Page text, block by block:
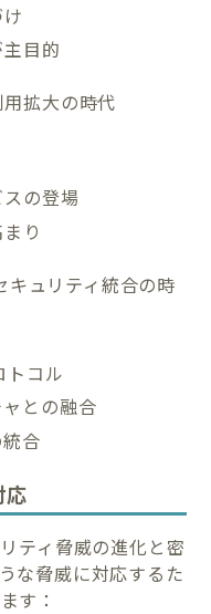
目的
拡大の時代
の登場
り
キュリティ統合の時
コル
との融合
合
応
ティ脅威の進化と密
な脅威に対応するた
す：